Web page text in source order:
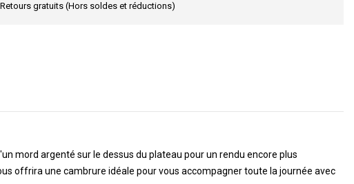
Retours gratuits (Hors soldes et réductions)
mord argenté sur le dessus du plateau pour un rendu encore plus
offrira une cambrure idéale pour vous accompagner toute la journée avec